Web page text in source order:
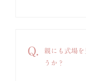
Q.
親にも式場
うか？